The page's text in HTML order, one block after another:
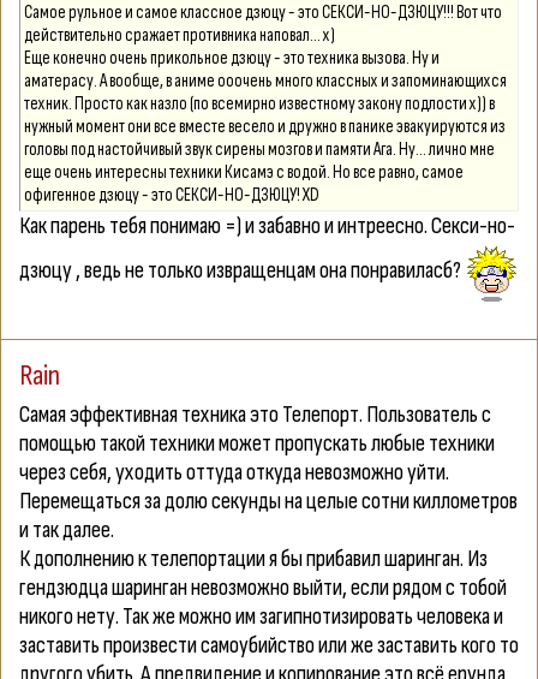
Самое рульное и самое классное дзюцу - это СЕКСИ-НО-ДЗЮЦУ!!! Вот что
действительно сражает противника наповал... х)
Еще конечно очень прикольное дзюцу - это техника вызова. Ну и
аматерасу. А вообще, в аниме ооочень много классных и запоминающихся
техник. Просто как назло (по всемирно известному закону подлости х)) в
нужный момент они все вместе весело и дружно в панике эвакуируются из
головы под настойчивый звук сирены мозгов и памяти Ага. Ну... лично мне
еще очень интересны техники Кисамэ с водой. Но все равно, самое
офигенное дзюцу - это СЕКСИ-НО-ДЗЮЦУ! XD
Как парень тебя понимаю =) и забавно и интреесно. Секси-но-
дзюцу , ведь не только извращенцам она понравиласб?
Rain
Самая эффективная техника это Телепорт. Пользователь с
помощью такой техники может пропускать любые техники
через себя, уходить оттуда откуда невозможно уйти.
Перемещаться за долю секунды на целые сотни киллометров
и так далее.
К дополнению к телепортации я бы прибавил шаринган. Из
гендзюдца шаринган невозможно выйти, если рядом с тобой
никого нету. Так же можно им загипнотизировать человека и
заставить произвести самоубийство или же заставить кого то